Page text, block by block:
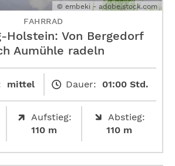
© embeki - adobe.stock.com
FAHRRAD
Holstein: Von Bergedorf
Aumühle radeln
mittel Dauer: 01:00 Std.
Aufstieg:
110 m
Abstieg:
110 m